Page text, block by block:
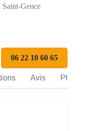
Saint-Gence
06 22 10 60 65
Avis Photos